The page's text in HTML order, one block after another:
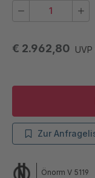
€ 2.962,80
Zur
Önorm V 5119